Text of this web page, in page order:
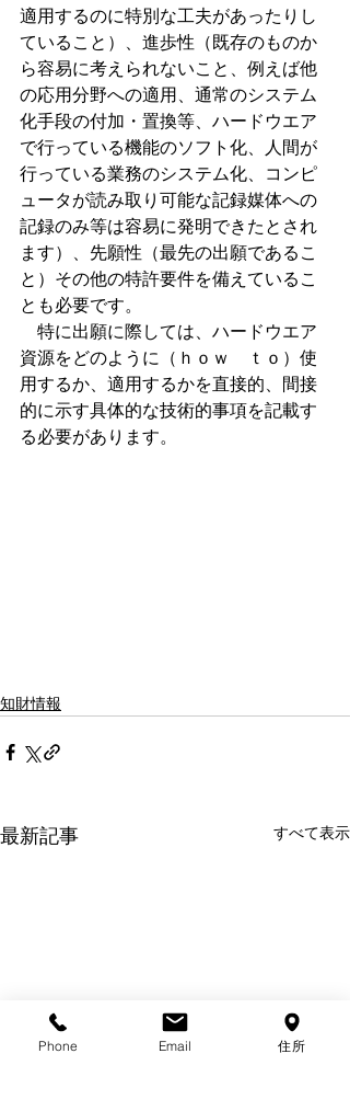
適用するのに特別な工夫があったりし
ていること）、進歩性（既存のものか
ら容易に考えられないこと、例えば他
の応用分野への適用、通常のシステム
化手段の付加・置換等、ハードウエア
で行っている機能のソフト化、人間が
行っている業務のシステム化、コンピ
ュータが読み取り可能な記録媒体への
記録のみ等は容易に発明できたとされ
ます）、先願性（最先の出願であるこ
と）その他の特許要件を備えているこ
とも必要です。
特に出願に際しては、ハードウエア
資源をどのように（ｈｏｗ　ｔｏ）使
用するか、適用するかを直接的、間接
的に示す具体的な技術的事項を記載す
る必要があります。
知財情報
最新記事 すべて表示
Phone Email 住所